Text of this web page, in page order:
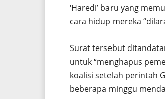
‘Haredi’ baru yang
cara hidup mereka
Surat tersebut
untuk “menghapus
koalisi setelah perintah
beberapa minggu